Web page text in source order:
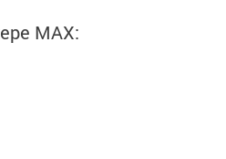
MАХ: